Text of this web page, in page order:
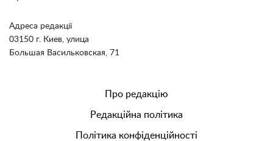
Адреса редакції
03150 г. Киев, улица
Большая Васильковская, 71
Про редакцію
Редакційна політика
Політика конфіденційності